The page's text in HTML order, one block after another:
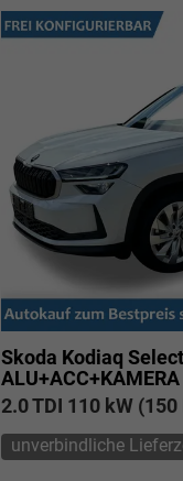
Skoda Kodiaq
ALU+ACC+KAMERA
2.0 TDI 110 kW (150
unverbindliche